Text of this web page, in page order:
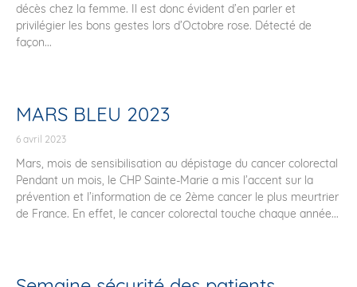
décès chez la femme. Il est donc évident d’en parler et
privilégier les bons gestes lors d’Octobre rose. Détecté de
façon...
MARS BLEU 2023
6 avril 2023
Mars, mois de sensibilisation au dépistage du cancer colorectal
Pendant un mois, le CHP Sainte-Marie a mis l’accent sur la
prévention et l’information de ce 2ème cancer le plus meurtrier
de France. En effet, le cancer colorectal touche chaque année...